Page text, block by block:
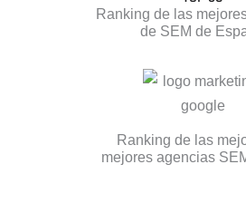
Ranking de las
de SEM de
Ranking de las
mejores agencias